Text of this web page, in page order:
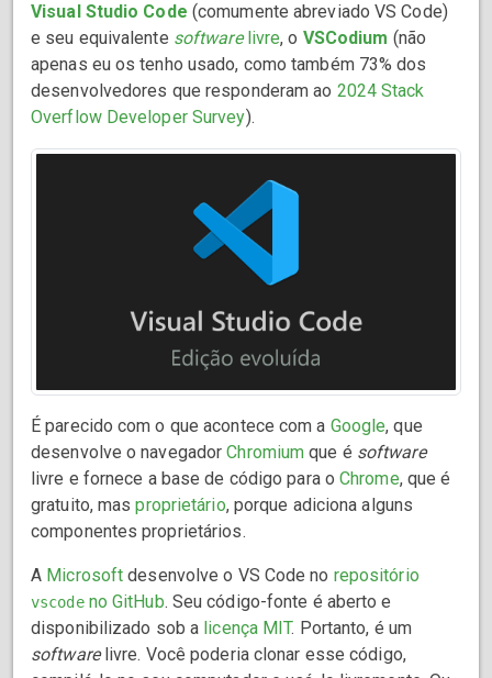
Visual Studio Code (comumente abreviado VS Code)
e seu equivalente softwarelivre, o VSCodium (não
apenas eu os tenho usado, como também 73% dos
desenvolvedores que responderam ao 2024 Stack
Overflow Developer Survey).
É parecido com o que acontece com a Google, que
desenvolve o navegadorChromium que é software
livre e fornece a base de código para oChrome, que é
gratuito, masproprietário, porque adiciona alguns
componentes proprietários.
A Microsoft desenvolve o VS Code no repositório
vscodeno GitHub. Seu código-fonte é aberto e
disponibilizado sob a licença MIT. Portanto, é um
softwarelivre. Você poderia clonar esse código,